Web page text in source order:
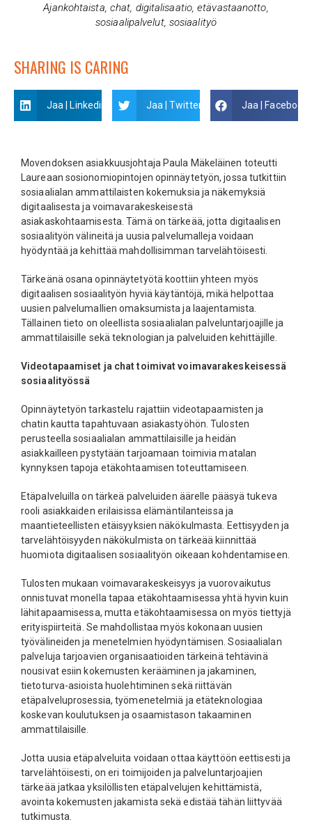
Ajankohtaista, chat, digitalisaatio,etävastaanotto,
sosiaalipalvelut, sosiaalityö
SHARING IS CARING
Jaa | Linkedin Jaa | Twitter Jaa | Facebook
Movendoksen asiakkuusjohtaja Paula Mäkeläinen toteutti
Laureaan sosionomiopintojen opinnäytetyön, jossa tutkittiin
sosiaalialan ammattilaisten kokemuksia ja näkemyksiä
digitaalisesta ja voimavarakeskeisestä
asiakaskohtaamisesta. Tämä on tärkeää, jotta digitaalisen
sosiaalityön välineitä ja uusia palvelumalleja voidaan
hyödyntää ja kehittää mahdollisimman tarvelähtöisesti.
Tärkeänä osana opinnäytetyötä koottiin yhteen myös
digitaalisen sosiaalityön hyviä käytäntöjä, mikä helpottaa
uusien palvelumallien omaksumista ja laajentamista.
Tällainen tieto on oleellista sosiaalialan palveluntarjoajille ja
ammattilaisille sekä teknologian ja palveluiden kehittäjille.
Videotapaamiset ja chat toimivat voimavarakeskeisessä
sosiaalityössä
Opinnäytetyön tarkastelu rajattiin videotapaamisten ja
chatin kautta tapahtuvaan asiakastyöhön. Tulosten
perusteella sosiaalialan ammattilaisille ja heidän
asiakkailleen pystytään tarjoamaan toimivia matalan
kynnyksen tapoja etäkohtaamisen toteuttamiseen.
Etäpalveluilla on tärkeä palveluiden äärelle pääsyä tukeva
rooli asiakkaiden erilaisissa elämäntilanteissa ja
maantieteellisten etäisyyksien näkökulmasta. Eettisyyden ja
tarvelähtöisyyden näkökulmista on tärkeää kiinnittää
huomiota digitaalisen sosiaalityön oikeaan kohdentamiseen.
Tulosten mukaan voimavarakeskeisyys ja vuorovaikutus
onnistuvat monella tapaa etäkohtaamisessa yhtä hyvin kuin
lähitapaamisessa, mutta etäkohtaamisessa on myös tiettyjä
erityispiirteitä. Se mahdollistaa myös kokonaan uusien
työvälineiden ja menetelmien hyödyntämisen. Sosiaalialan
palveluja tarjoavien organisaatioiden tärkeinä tehtävinä
nousivat esiin kokemusten kerääminen ja jakaminen,
tietoturva-asioista huolehtiminen sekä riittävän
etäpalveluprosessia, työmenetelmiä ja etäteknologiaa
koskevan koulutuksen ja osaamistason takaaminen
ammattilaisille.
Jotta uusia etäpalveluita voidaan ottaa käyttöön eettisesti ja
tarvelähtöisesti, on eri toimijoiden ja palveluntarjoajien
tärkeää jatkaa yksilöllisten etäpalvelujen kehittämistä,
avointa kokemusten jakamista sekä edistää tähän liittyvää
tutkimusta.